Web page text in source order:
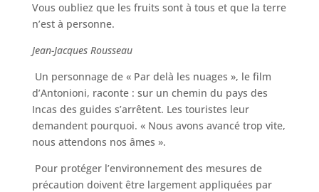
Vous oubliez que les fruits sont à tous et que la terre
n’est à personne.
Jean-Jacques Rousseau
Un personnage de « Par delà les nuages », le film
d’Antonioni, raconte : sur un chemin du pays des
Incas des guides s’arrêtent. Les touristes leur
demandent pourquoi. « Nous avons avancé trop vite,
nous attendons nos âmes ».
Pour protéger l’environnement des mesures de
précaution doivent être largement appliquées par